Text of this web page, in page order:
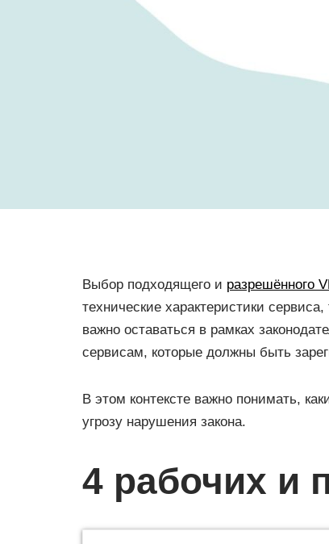
Выбор подходящего и разрешённого
технические характеристики
важно оставаться в рамках
сервисам, которые должны быть
В этом контексте важно понимать,
угрозу нарушения закона.
4 рабочих и